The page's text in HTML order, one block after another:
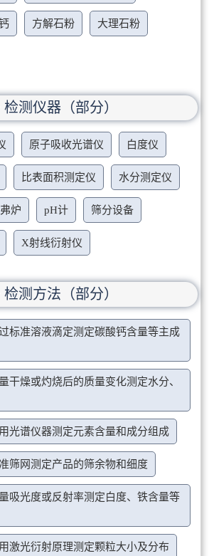
方解石粉 大理石粉
检测仪器（部分）
原子吸收光谱仪 白度仪
比表面积测定仪 水分测定仪
炉 pH计 筛分设备
X射线衍射仪
检测方法（部分）
标准溶液滴定测定碳酸钙含量等主成
干燥或灼烧后的质量变化测定水分、
光谱仪器测定元素含量和成分组成
筛网测定产品的筛余物和细度
吸光度或反射率测定白度、铁含量等
激光衍射原理测定颗粒大小及分布